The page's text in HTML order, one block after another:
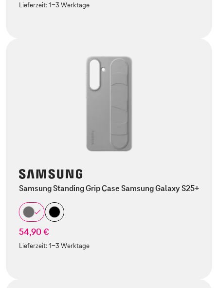
Lieferzeit:1-3 Werktage
Samsung Standing Grip Case Samsung Galaxy S25+
54,90 €
Lieferzeit:1-3 Werktage